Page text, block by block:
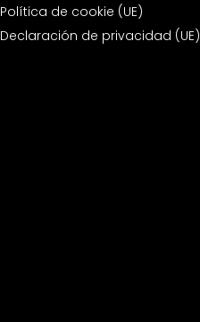
Política de cookie (UE)
Declaración de privacidad (UE)